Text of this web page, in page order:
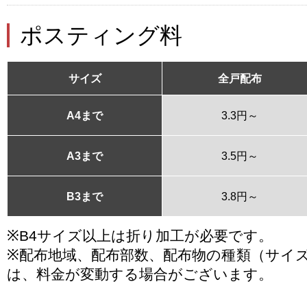
ポスティング料
サイズ 全戸配布
A4まで 3.3円～
A3まで 3.5円～
B3まで 3.8円～
※B4サイズ以上は折り加工が必要です。
※配布地域、配布部数、配布物の種類（サイ
は、料金が変動する場合がございます。